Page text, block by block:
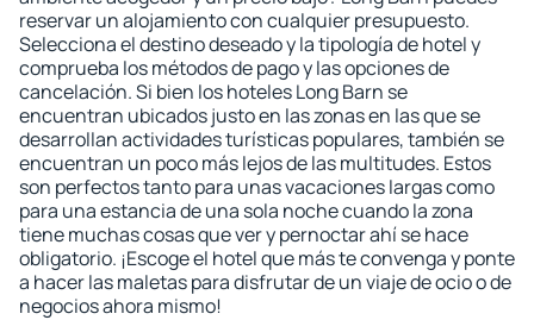
reservar un alojamiento con cualquier presupuesto.
Selecciona el destino deseado y la tipología de hotel y
comprueba los métodos de pago y las opciones de
cancelación. Si bien los hoteles Long Barn se
encuentran ubicados justo en las zonas en las que se
desarrollan actividades turísticas populares, también se
encuentran un poco más lejos de las multitudes. Estos
son perfectos tanto para unas vacaciones largas como
para una estancia de una sola noche cuando la zona
tiene muchas cosas que ver y pernoctar ahí se hace
obligatorio. ¡Escoge el hotel que más te convenga y ponte
a hacer las maletas para disfrutar de un viaje de ocio o de
negocios ahora mismo!